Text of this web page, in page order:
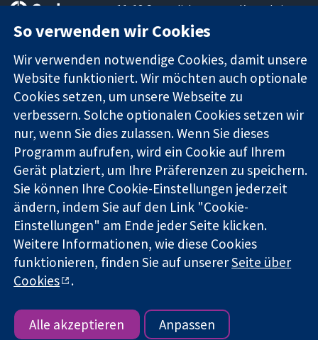
Zuverlässige
Evidenz
Informierte
Entscheidungen
Bessere
Gesundheit
11-13 Cavendish
Square
London
W1G0AN
Vereinigtes
Königreich
Kontaktieren
Pressestelle
Über uns
Cochrane
Library
Die Cochrane Collaboration ist eine gemeinützige Organisation
(Nr. 1045921) und in England und in Wales als eine Gesellschaft
mit beschränkter Haftung (Nr. 03044323) registriert.
Umsatzsteuer-Identifikationsnummer GB 718 2127 49.
Copyright © 2026 The Cochrane Collaboration
Bedingungen für die Webseite|Haftungsausschluss|
Datenschutz|
So verwenden wir Cookies
Wir verwenden notwendige Cookies, damit unsere
Website funktioniert. Wir möchten auch optionale
Cookies setzen, um unsere Webseite zu
verbessern. Solche optionalen Cookies setzen wir
nur, wenn Sie dies zulassen. Wenn Sie dieses
Programm aufrufen, wird ein Cookie auf Ihrem
Gerät platziert, um Ihre Präferenzen zu speichern.
Sie können Ihre Cookie-Einstellungen jederzeit
ändern, indem Sie auf den Link "Cookie-
Einstellungen" am Ende jeder Seite klicken.
Weitere Informationen, wie diese Cookies
funktionieren, finden Sie auf unsererSeite über
Cookies
.
Alle akzeptieren Anpassen